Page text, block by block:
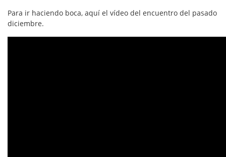
Para ir haciendo boca, aquí el vídeo del encuentro del pasado
diciembre.